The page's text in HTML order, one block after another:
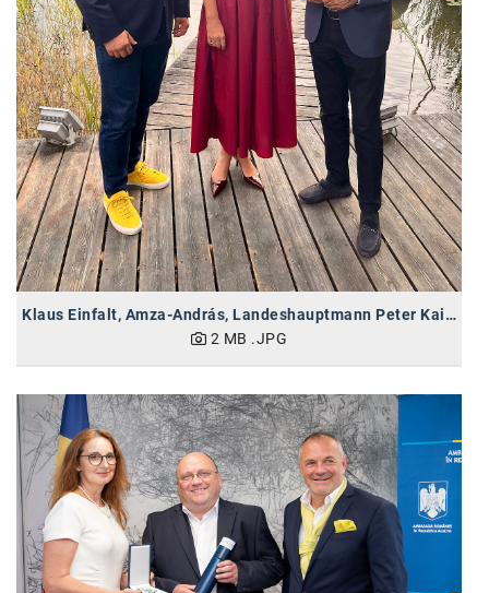
NEOH
Nespresso
Neudoerfler
OBI
Oral-B
PAYBACK
Planted
PwC
P&G
RIC
Schiefer Rechtsanwälte
Security KAG
smart
Smile Österreich
Klaus Einfalt, Amza-András, Landeshauptmann Peter Kaiser (vlnr)
2 MB .JPG